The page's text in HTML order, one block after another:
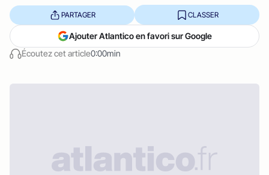
Écoutez cet article0:00min
PARTAGER CLASSER
Ajouter Atlantico en favori sur Google